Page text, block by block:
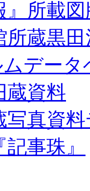
』所載
所蔵黒
データ
蔵資料
写真資
事珠』